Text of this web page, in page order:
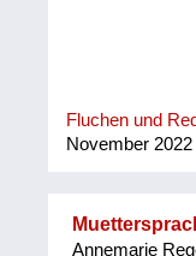
Fluchen und
November 2022
Annemarie